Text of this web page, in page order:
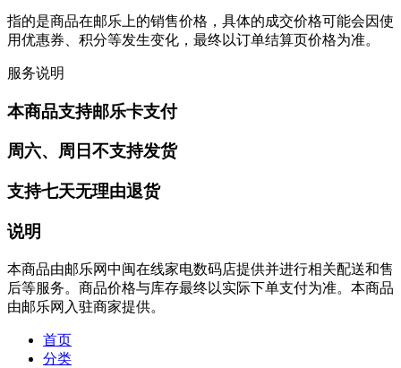
指的是商品在邮乐上的销售价格，具体的成交价格可能会因使
用优惠券、积分等发生变化，最终以订单结算页价格为准。
服务说明
本商品支持邮乐卡支付
周六、周日不支持发货
支持七天无理由退货
说明
本商品由邮乐网中闽在线家电数码店提供并进行相关配送和售
后等服务。商品价格与库存最终以实际下单支付为准。本商品
由邮乐网入驻商家提供。
首页
分类